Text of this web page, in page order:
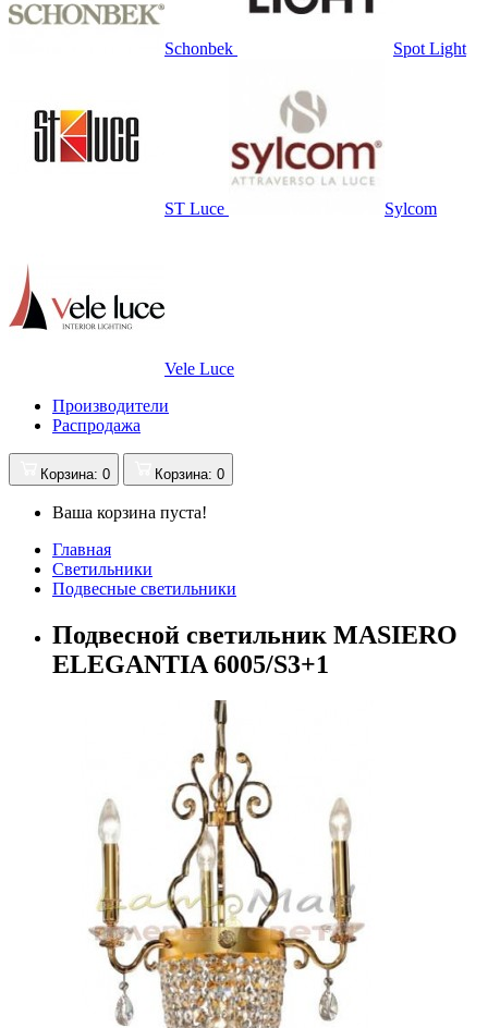
Schonbek Spot Light
ST Luce Sylcom
Vele Luce
Производители
Распродажа
Корзина: 0 Корзина: 0
Ваша корзина пуста!
Главная
Светильники
Подвесные светильники
Подвесной светильник MASIERO
ELEGANTIA 6005/S3+1